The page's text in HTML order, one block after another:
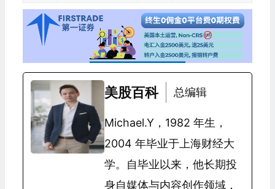
美股百科 总编辑
Michael.Y，1982 年生，
2004 年毕业于上海财经大
学。自毕业以来，他长期投
身自媒体与内容创作领域，